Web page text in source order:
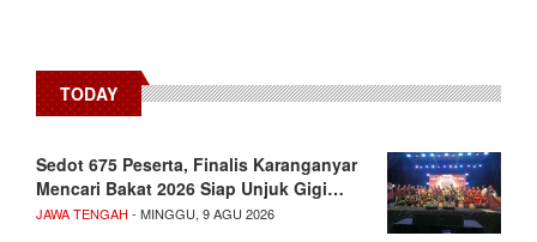
TODAY
Sedot 675 Peserta, Finalis Karanganyar
Mencari Bakat 2026 Siap Unjuk Gigi…
JAWA TENGAH - MINGGU, 9 AGU 2026